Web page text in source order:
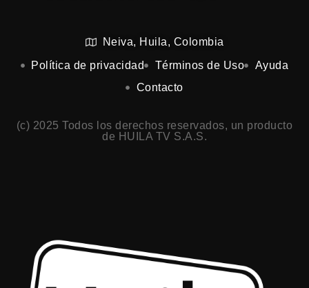
Neiva, Huila, Colombia
Política de privacidad
Términos de Uso
Ayuda
Contacto
(c) 2025 Todos los derechos reservados, un producto
de HUILA TV S.A.S.